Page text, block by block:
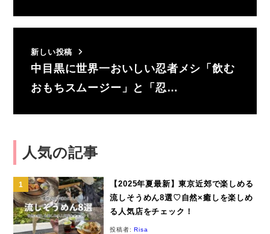
新しい投稿
中目黒に世界一おいしい忍者メシ「飲む
おもちスムージー」と「忍…
人気の記事
【2025年夏最新】東京近郊で楽しめる
流しそうめん8選♡自然×癒しを楽しめ
る人気店をチェック！
投稿者: Risa